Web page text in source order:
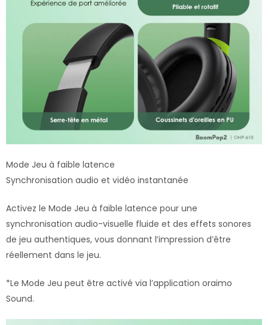
Mode Jeu à faible latence
Synchronisation audio et vidéo instantanée
Activez le Mode Jeu à faible latence pour une
synchronisation audio-visuelle fluide et des effets sonores
de jeu authentiques, vous donnant l’impression d’être
réellement dans le jeu.
*Le Mode Jeu peut être activé via l’application oraimo
Sound.